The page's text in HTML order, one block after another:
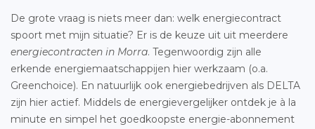
De grote vraag is niets meer dan: welk energiecontract
spoort met mijn situatie? Er is de keuze uit uit meerdere
energiecontracten in Morra. Tegenwoordig zijn alle
erkende energiemaatschappijen hier werkzaam (o.a.
Greenchoice). En natuurlijk ook energiebedrijven als DELTA
zijn hier actief. Middels de energievergelijker ontdek je à la
minute en simpel het goedkoopste energie-abonnement